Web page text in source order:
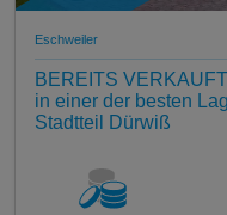
Eschweiler
BEREITS
in einer der besten
Stadtteil Dürwiß